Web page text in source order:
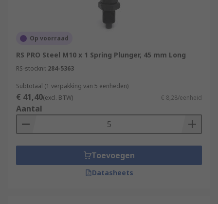
Op voorraad
RS PRO Steel M10 x 1 Spring Plunger, 45 mm Long
RS-stocknr. 284-5363
Subtotaal (1 verpakking van 5 eenheden)
€ 41,40(excl. BTW) € 8,28/eenheid
Aantal
Toevoegen
Datasheets